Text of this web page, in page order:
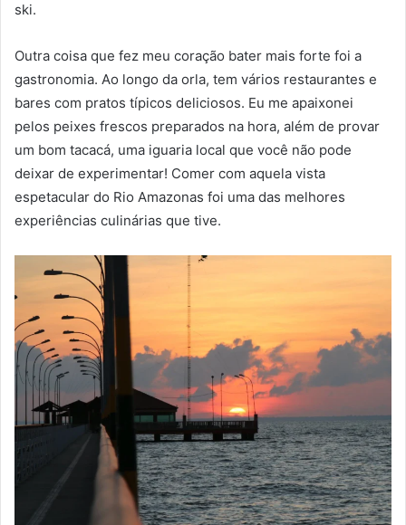
ski.
Outra coisa que fez meu coração bater mais forte foi a
gastronomia. Ao longo da orla, tem vários restaurantes e
bares com pratos típicos deliciosos. Eu me apaixonei
pelos peixes frescos preparados na hora, além de provar
um bom tacacá, uma iguaria local que você não pode
deixar de experimentar! Comer com aquela vista
espetacular do Rio Amazonas foi uma das melhores
experiências culinárias que tive.